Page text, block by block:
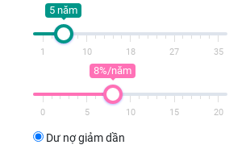
5 năm
1 10 18 27 35
8%/năm
0 5 10 15 20
Dư nợ giảm dần